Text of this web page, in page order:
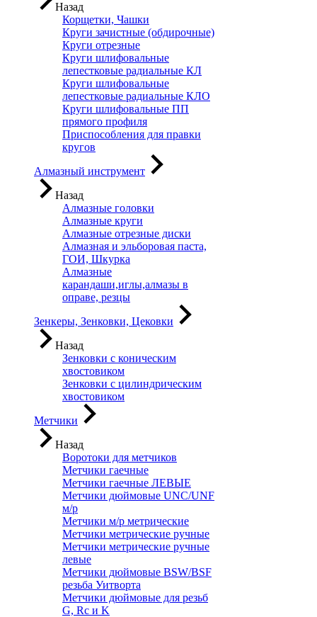
Назад
Корщетки, Чашки
Круги зачистные (обдирочные)
Круги отрезные
Круги шлифовальные
лепестковые радиальные КЛ
Круги шлифовальные
лепестковые радиальные КЛО
Круги шлифовальные ПП
прямого профиля
Приспособления для правки
кругов
Алмазный инструмент
Назад
Алмазные головки
Алмазные круги
Алмазные отрезные диски
Алмазная и эльборовая паста,
ГОИ, Шкурка
Алмазные
карандаши,иглы,алмазы в
оправе, резцы
Зенкеры, Зенковки, Цековки
Назад
Зенковки с коническим
хвостовиком
Зенковки с цилиндрическим
хвостовиком
Метчики
Назад
Воротоки для метчиков
Метчики гаечные
Метчики гаечные ЛЕВЫЕ
Метчики дюймовые UNC/UNF
м/р
Метчики м/р метрические
Метчики метрические ручные
Метчики метрические ручные
левые
Метчики дюймовые BSW/BSF
резьба Уитворта
Метчики дюймовые для резьб
G, Rc и K